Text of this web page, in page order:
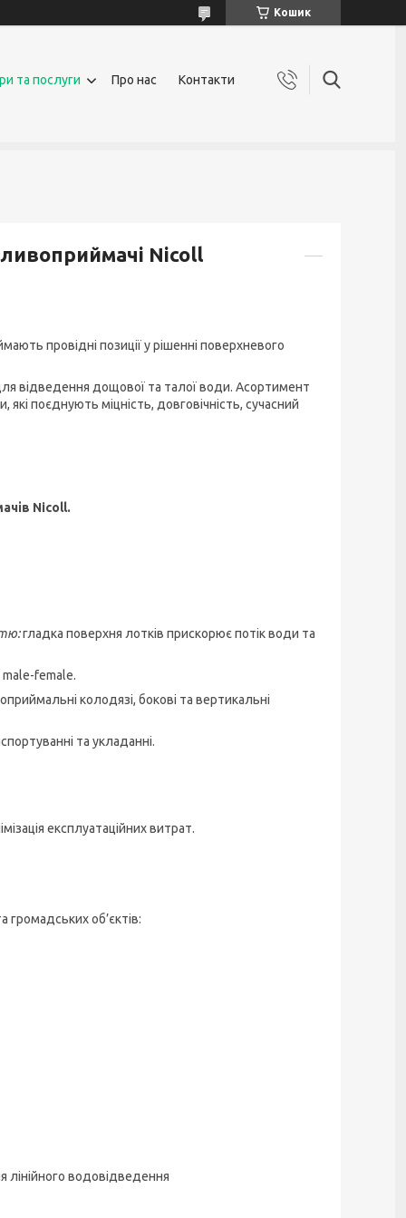
Кошик
та послуги Про нас Контакти
Nicoll
провідні позиції у рішенні поверхневого
відведення дощової та талої води. Асортимент
поєднують міцність, довговічність, сучасний
в Nicoll.
гладка поверхня лотків прискорює потік води та
female.
колодязі, бокові та вертикальні
та укладанні.
експлуатаційних витрат.
громадських об’єктів:
лінійного водовідведення